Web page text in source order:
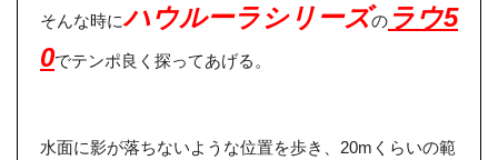
そんな時にハウルーラシリーズの ラウ5
0でテンポ良く探ってあげる。
水面に影が落ちないような位置を歩き、20mくらいの範